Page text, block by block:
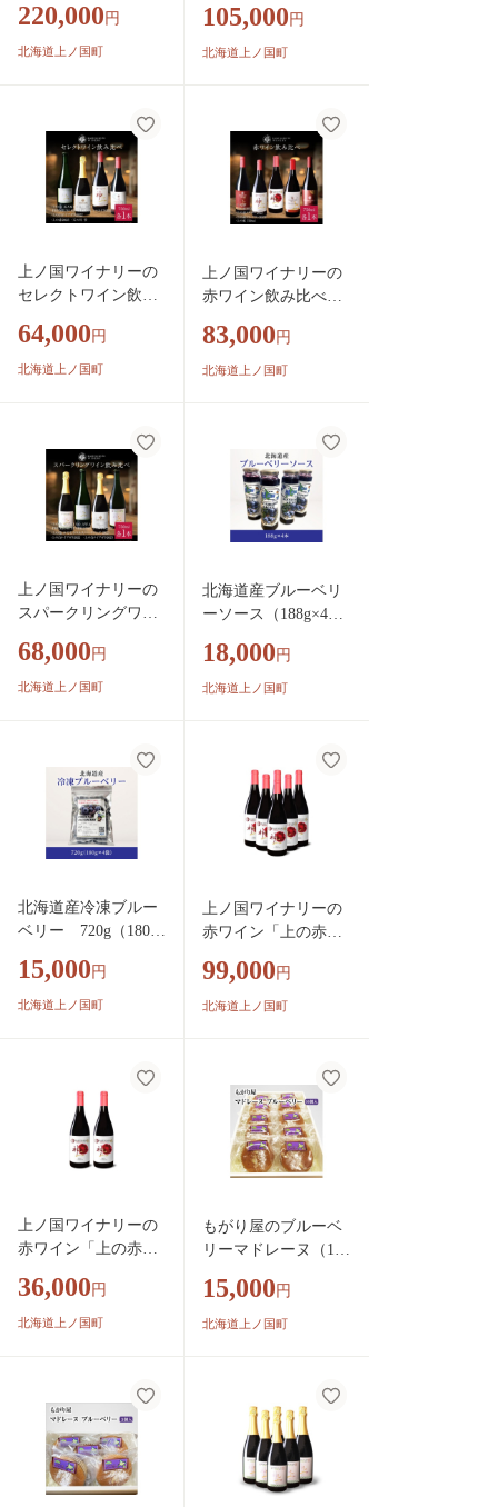
北海道ワイン ワイ
ン WINE wine
ン お家パーティ
プレゼント 贈り
物 贈答品
220,000 円
北海道上ノ国町
750ml×1本 北海道
ワイン ワイン WI
リングワイン お家
パーティ プレゼン
ト 贈り物 贈答品
105,000 円
北海道上ノ国町
上ノ国ワイナリーの
セレクトワイン飲み
アムシャルドネ2022
＆ナイアガラ2022＆
本 北海道ワイン
ワイン WINE win
e 白ワイン 赤ワイ
ン スパークリング
ワイン パーティ
64,000 円
北海道上ノ国町
上ノ国ワイナリーの
赤ワイン飲み比べセ
赤2023＆上の赤メル
ロー2023＆上の赤マ
本 赤ワイン ワイ
ン 北海道ワイン
wine WINE プレゼ
ント 贈り物 贈答
品 お家パーティ
83,000 円
北海道上ノ国町
上ノ国ワイナリーの
スパークリングワイ
「プレミアムシャル
ドネ2022＆セイベル
＆ナイアガラ2023」
750ml×各1本 北
海道ワイン ワイ
ン wine 飲み比
べ お家飲み プレ
68,000 円
北海道上ノ国町
北海道産ブルーベリ
ーソース（188g×4
ブッシュ系品種 国
産 人気 フルー
品 ポリフェノール
18,000 円
北海道上ノ国町
北海道産冷凍ブルー
ベリー 720g（180g
イブッシュ系品種
冷凍 国産 人気
加工品 ポリフェノ
15,000 円
北海道上ノ国町
上ノ国ワイナリーの
赤ワイン「上の赤メ
×6本 北海道ワイ
ン 赤ワイン 家飲
99,000 円
北海道上ノ国町
上ノ国ワイナリーの
赤ワイン「上の赤メ
l×2本 北海道ワイ
ン 赤ワイン 家飲
36,000 円
北海道上ノ国町
もがり屋のブルーベ
リーマドレーヌ（10
子 ケーキ 焼き菓
子 お土産 プレゼ
15,000 円
北海道上ノ国町